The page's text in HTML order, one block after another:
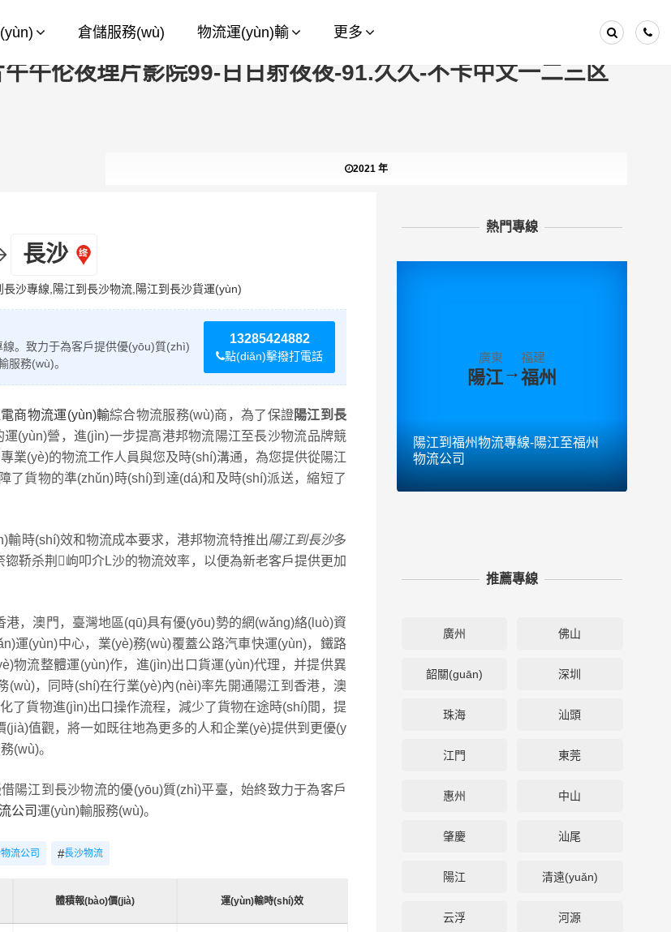
姑-日本护士毛茸茸-久久偷看各类wc女厕嘘嘘偷窃-国产真实乱偷
日美av-91毛片视频-三级黄色短视频-亚洲欧美另类综合-2019天天
午伦夜理片影院99-日日射夜夜-91.久久-不卡中文一二三区
倉儲服務(wù) 物流運(yùn)輸 更多
2021 年
長沙
沙專線,陽江到長沙物流,陽江到長沙貨運(yùn)
13285424882
點(diǎn)擊撥打電話
。致力于為客戶提供優(yōu)質(zhì)
服務(wù)。
商物流運(yùn)輸綜合物流服務(wù)商，為了保證陽江到長
(yùn)營，進(jìn)一步提高港邦物流陽江至長沙物流品牌競
業(yè)的物流工作人員與您及時(shí)溝通，為您提供從陽江
了貨物的準(zhǔn)時(shí)到達(dá)和及時(shí)派送，縮短了
輸時(shí)效和物流成本要求，港邦物流特推出陽江到長沙多
鞒杀荆岣叩介L沙的物流效率，以便為新老客戶提供更加
，澳門，臺灣地區(qū)具有優(yōu)勢的網(wǎng)絡(luò)資
運(yùn)中心，業(yè)務(wù)覆蓋公路汽車快運(yùn)，鐵路
物流整體運(yùn)作，進(jìn)出口貨運(yùn)代理，并提供異
，同時(shí)在行業(yè)內(nèi)率先開通陽江到香港，澳
了貨物進(jìn)出口操作流程，減少了貨物在途時(shí)間，提
值觀，將一如既往地為更多的人和企業(yè)提供到更優(y
(wù)。
陽江到長沙物流的優(yōu)質(zhì)平臺，始終致力于為客戶
公司運(yùn)輸服務(wù)。
流公司 #長沙物流
體積報(bào)價(jià) 運(yùn)輸時(shí)效
熱門專線
廣東
陽江→
福建
福州
陽江到福州物流專線-陽江至福州
物流公司
推薦專線
廣州 佛山
韶關(guān) 深圳
珠海 汕頭
江門 東莞
惠州 中山
肇慶 汕尾
陽江 清遠(yuǎn)
云浮 河源